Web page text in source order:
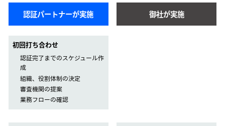
認証パートナーが実施 御社が実施
初回打ち合わせ
認証完了までのスケジュール作
成
組織、役割体制の決定
審査機関の提案
業務フローの確認